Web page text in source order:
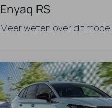
Enyaq RS
Meer weten over dit model